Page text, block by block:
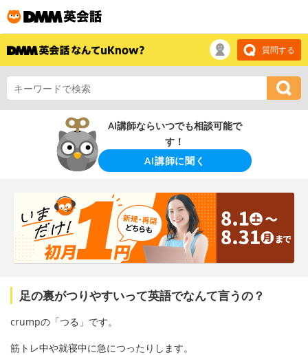
質問する
AI講師ならいつでも相談可能で
す！
AI講師に聞く
足の裏がつりやすいって英語でなんて言うの？
crumpの「つる」です。
筋トレ中や就寝中に急につったりします。